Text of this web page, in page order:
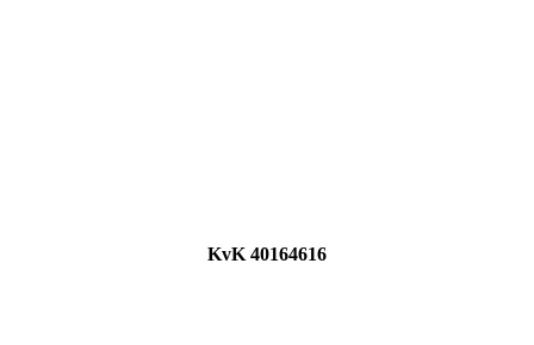
KvK 40164616